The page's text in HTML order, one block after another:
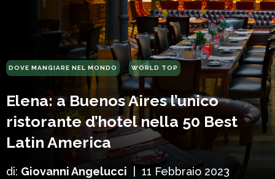
DOVE MANGIARE NEL MONDO WORLD TOP
Elena: a Buenos Aires l’unico
ristorante d’hotel nella 50 Best
Latin America
di: Giovanni Angelucci 11 Febbraio 2023